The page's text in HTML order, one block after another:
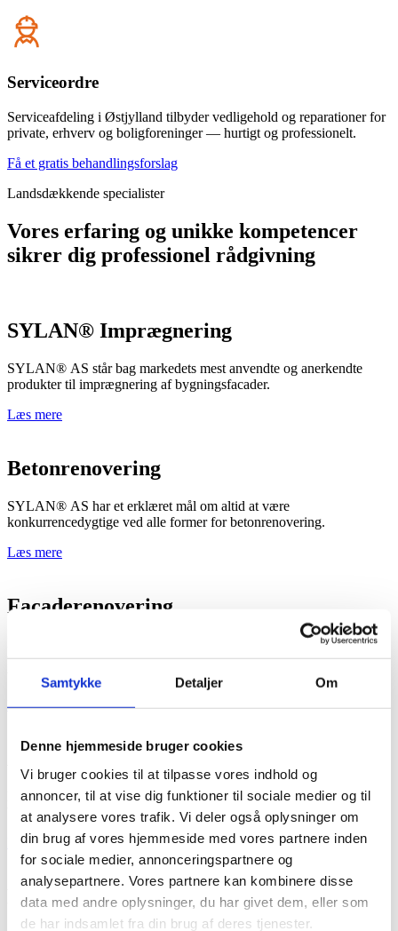
Samtykke Detaljer Om
Denne hjemmeside bruger cookies
Vi bruger cookies til at tilpasse vores indhold og
annoncer, til at vise dig funktioner til sociale medier og til
at analysere vores trafik. Vi deler også oplysninger om
din brug af vores hjemmeside med vores partnere inden
for sociale medier, annonceringspartnere og
analysepartnere. Vores partnere kan kombinere disse
data med andre oplysninger, du har givet dem, eller som
de har indsamlet fra din brug af deres tjenester.
Serviceordre
Serviceafdeling i Østjylland tilbyder vedligehold og reparationer for
private, erhverv og boligforeninger — hurtigt og professionelt.
Få et gratis behandlingsforslag
Landsdækkende specialister
Vores erfaring og unikke kompetencer
sikrer dig professionel rådgivning
SYLAN® Imprægnering
SYLAN® AS står bag markedets mest anvendte og anerkendte
produkter til imprægnering af bygningsfacader.
Læs mere
Betonrenovering
SYLAN® AS har et erklæret mål om altid at være
konkurrencedygtige ved alle former for betonrenovering.
Læs mere
Facaderenovering
Pudsede og malede bygningsfacader har brug for løbende
vedligeholdelse. Jo bedre behandling der anvendes, jo mindre
vedligehold.
Læs mere
Algebehandling og facadeafrensning
En effektiv afrensning betyder ikke altid, at der skal renses helt til
bunds. Hvad underlaget efterfølgende skal bruges til, er afgørende…
Læs mere
Fugtsikring og kældertætninger